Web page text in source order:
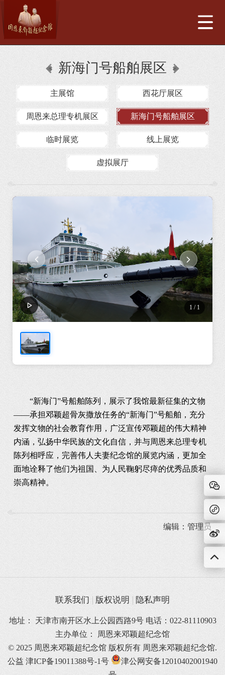
新海门号船舶展区
主展馆 西花厅展区
周恩来总理专机展区 新海门号船舶展区
临时展览 线上展览
虚拟展厅
1/ 1
“新海门”号船舶陈列，展示了我馆最新征集的文物
——承担邓颖超骨灰撒放任务的“新海门”号船舶，充分
发挥文物的社会教育作用，广泛宣传邓颖超的伟大精神
内涵，弘扬中华民族的文化自信，并与周恩来总理专机
陈列相呼应，完善伟人夫妻纪念馆的展览内涵，更加全
面地诠释了他们为祖国、为人民鞠躬尽瘁的优秀品质和
崇高精神。
编辑：管理员
联系我们 版权说明 隐私声明
地址： 天津市南开区水上公园西路9号 电话：022-81110903
主办单位： 周恩来邓颖超纪念馆
© 2025 周恩来邓颖超纪念馆 版权所有 周恩来邓颖超纪念馆.
公益 津ICP备19011388号-1号
津公网安备12010402001940